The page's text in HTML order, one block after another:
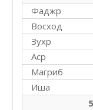
Фаджр
Восход
Зухр
Аср
Магриб
Иша